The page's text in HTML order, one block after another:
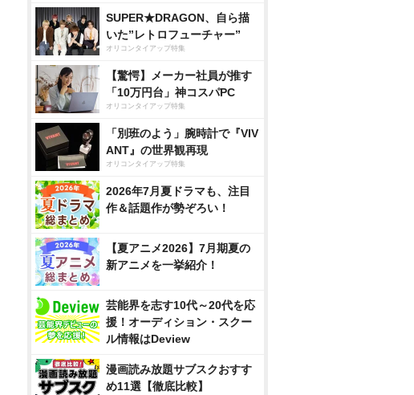
SUPER★DRAGON、自ら描
いた”レトロフューチャー”
オリコンタイアップ特集
【驚愕】メーカー社員が推す
「10万円台」神コスパPC
オリコンタイアップ特集
「別班のよう」腕時計で『VIV
ANT』の世界観再現
オリコンタイアップ特集
2026年7月夏ドラマも、注目
作＆話題作が勢ぞろい！
【夏アニメ2026】7月期夏の
新アニメを一挙紹介！
芸能界を志す10代～20代を応
援！オーディション・スクー
ル情報はDeview
漫画読み放題サブスクおすす
め11選【徹底比較】